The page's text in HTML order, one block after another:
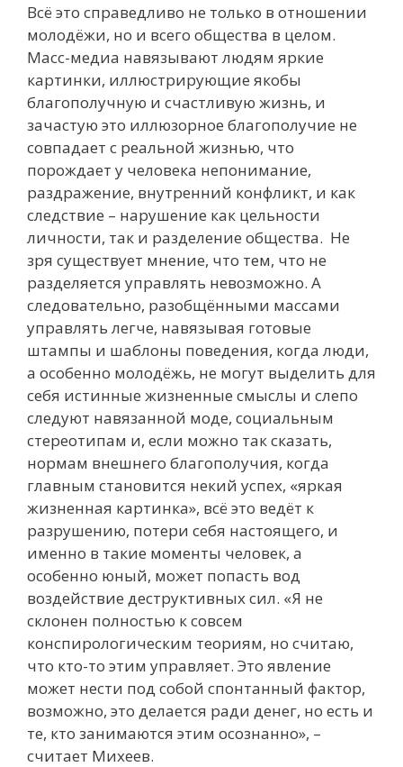
Всё это справедливо не только в отношении
молодёжи, но и всего общества в целом.
Масс-медиа навязывают людям яркие
картинки, иллюстрирующие якобы
благополучную и счастливую жизнь, и
зачастую это иллюзорное благополучие не
совпадает с реальной жизнью, что
порождает у человека непонимание,
раздражение, внутренний конфликт, и как
следствие – нарушение как цельности
личности, так и разделение общества. Не
зря существует мнение, что тем, что не
разделяется управлять невозможно. А
следовательно, разобщёнными массами
управлять легче, навязывая готовые
штампы и шаблоны поведения, когда люди,
а особенно молодёжь, не могут выделить для
себя истинные жизненные смыслы и слепо
следуют навязанной моде, социальным
стереотипам и, если можно так сказать,
нормам внешнего благополучия, когда
главным становится некий успех, «яркая
жизненная картинка», всё это ведёт к
разрушению, потери себя настоящего, и
именно в такие моменты человек, а
особенно юный, может попасть вод
воздействие деструктивных сил. «Я не
склонен полностью к совсем
конспирологическим теориям, но считаю,
что кто-то этим управляет. Это явление
может нести под собой спонтанный фактор,
возможно, это делается ради денег, но есть и
те, кто занимаются этим осознанно», –
считает Михеев.